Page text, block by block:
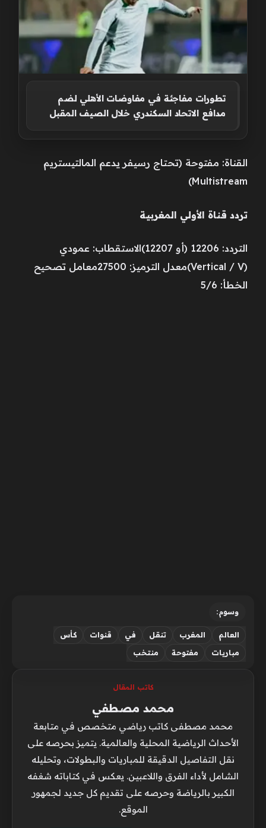
تطورات مفاجئة في مفاوضات الأهلي لضم
مدافع الاتحاد السكندري خلال الصيف المقبل
القناة: مفتوحة (تحتاج رسيفر يدعم المالتيستريم
Multistream)
تردد قناة الأولي المغربية
التردد: 12206 (أو 12207)الاستقطاب: عمودي
(Vertical / V)معدل الترميز: 27500معامل تصحيح
الخطأ: 5/6
وسوم:
العالم المغرب تنقل في قنوات
كأس
مباريات
مفتوحة منتخب
كاتب المقال
محمد مصطفي
محمد مصطفى كاتب رياضي متخصص في متابعة
الأحداث الرياضية المحلية والعالمية. يتميز بحرصه على
نقل التفاصيل الدقيقة للمباريات والبطولات، وتحليله
الشامل لأداء الفرق واللاعبين. يعكس في كتاباته شغفه
الكبير بالرياضة وحرصه على تقديم كل جديد لجمهور
الموقع.